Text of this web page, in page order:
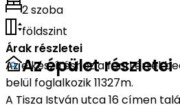
2 szoba
földszint
Árak részletei
Az elkészítéshez a fenti
belül foglalkozik 11327m.
Az épület részletei
A Tisza István utca 16 címen